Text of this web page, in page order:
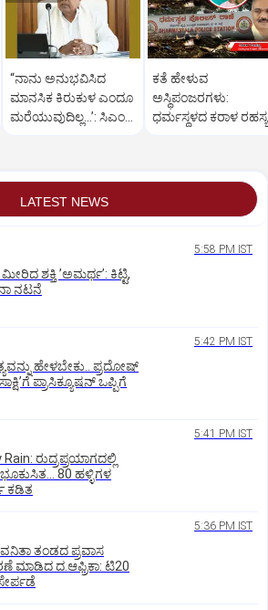
“ನಾನು ಅನುಭವಿಸಿದ
ಮಾನಸಿಕ ಕಿರುಕುಳ ಎಂದೂ
ಮರೆಯುವುದಿಲ್ಲ…’: ಸಿಎಂ
ಕತೆ ಹೇಳುವ
ಅಸ್ಥಿಪಂಜರಗಳು:
ಧರ್ಮಸ್ಥಳದ‌ ಕರಾಳ ರಹಸ್ಯ
LATEST NEWS
5:58 PM IST
ಶಕ್ತಿ ʼಅಮರ್ಥʼ: ಕಿಟ್ಟಿ,
ನಟನೆ
5:42 PM IST
ಹೇಳಬೇಕು.. ಪ್ರದೋಷ್‌
ಪ್ರಾಸಿಕ್ಯೂಷನ್ ಒಪ್ಪಿಗೆ
5:41 PM IST
Rain: ರುದ್ರಪ್ರಯಾಗದಲ್ಲಿ
80 ಹಳ್ಳಿಗಳ
ಕಡಿತ
5:36 PM IST
ತಂಡದ ಪ್ರವಾಸ
ಮಾಡಿದ ದ.ಆಫ್ರಿಕಾ: ಟಿ20